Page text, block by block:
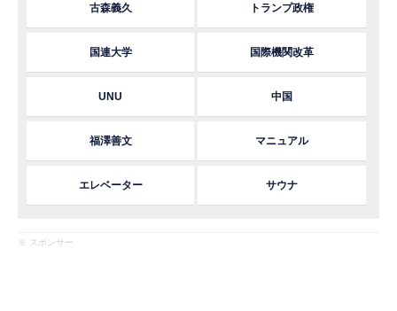
古森義久 トランプ政権
国連大学 国際機関改革
UNU 中国
福澤善文 マニュアル
エレベーター サウナ
※ スポンサー